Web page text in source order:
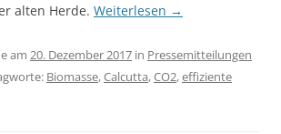
alten Herde. Weiterlesen →
am 20. Dezember 2017 in Pressemitteilungen
Biomasse,Calcutta,CO2,effiziente